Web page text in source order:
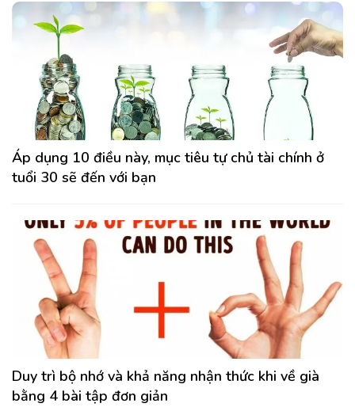
Áp dụng 10 điều này, mục tiêu tự chủ tài chính ở
tuổi 30 sẽ đến với bạn
Duy trì bộ nhớ và khả năng nhận thức khi về già
bằng 4 bài tập đơn giản